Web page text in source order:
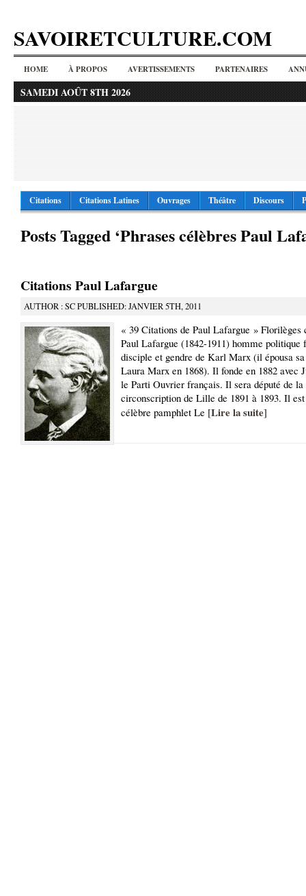
SAVOIRETCULTURE.COM
HOME À PROPOS AVERTISSEMENTS PARTENAIRES
SAMEDI AOÛT 8TH 2026
Citations Citations Latines Ouvrages Théâtre Discours
Posts Tagged ‘Phrases célèbres Paul
Citations Paul Lafargue
AUTHOR : SC PUBLISHED: JANVIER 5TH, 2011
« 39 Citations de Paul Lafargue » Florilèges
Paul Lafargue (1842-1911) homme politique
disciple et gendre de Karl Marx (il épousa
Laura Marx en 1868). Il fonde en 1882 avec
le Parti Ouvrier français. Il sera député de la
circonscription de Lille de 1891 à 1893. Il est
célèbre pamphlet Le [Lire la suite]